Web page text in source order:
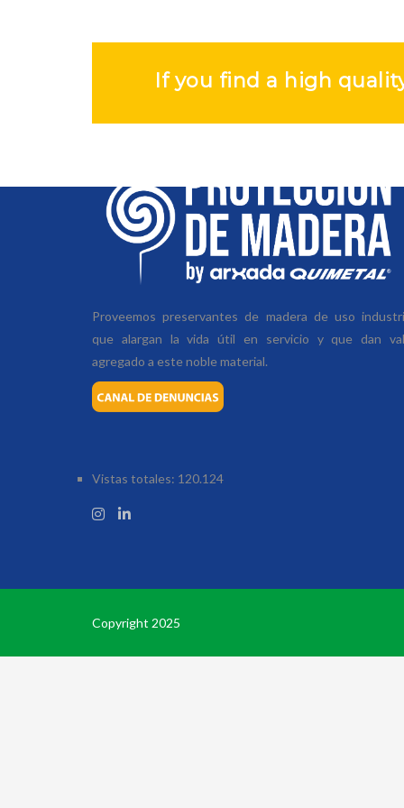
If you find a high
QUIENES SOMOS
Proveemos preservantes de madera de uso
que alargan la vida útil en servicio y que dan
agregado a este noble material.
Vistas totales: 120.124
Copyright 2025